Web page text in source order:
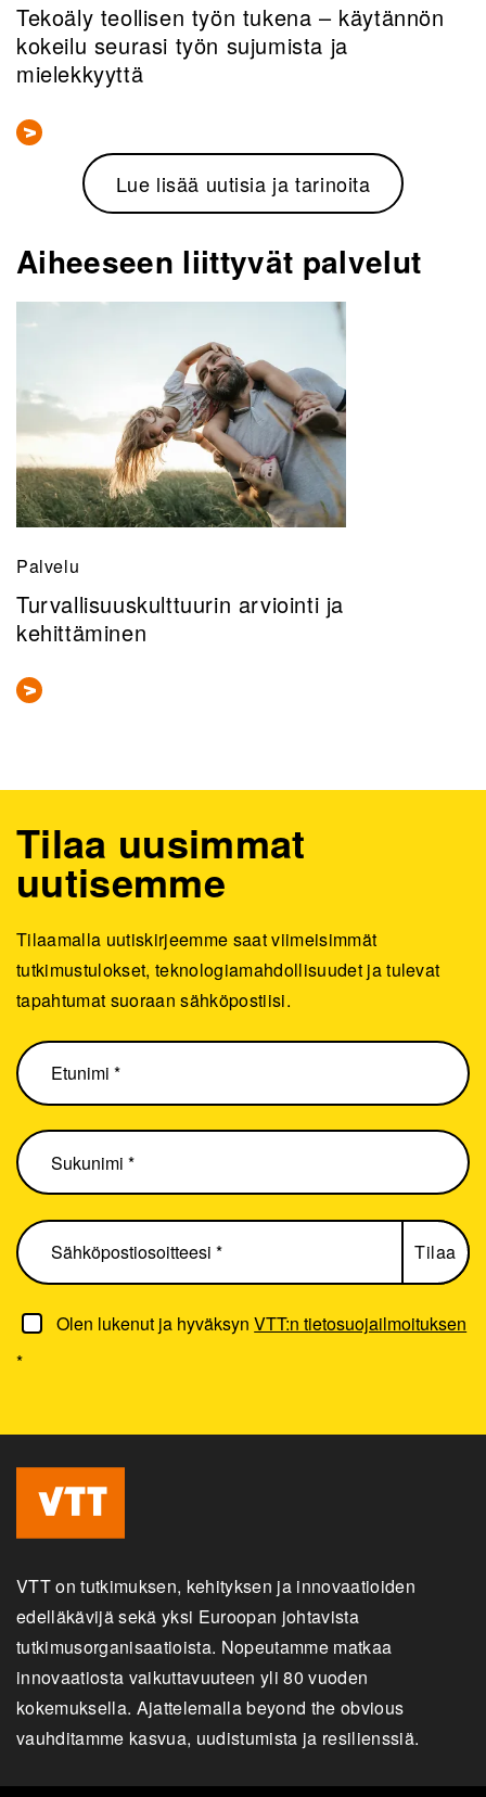
Tekoäly teollisen työn tukena – käytännön
kokeilu seurasi työn sujumista ja
mielekkyyttä
Lue lisää uutisia ja tarinoita
Aiheeseen liittyvät palvelut
Palvelu
Turvallisuuskulttuurin arviointi ja
kehittäminen
Olen lukenut ja hyväksynVTT:n tietosuojailmoituksen
*
Tilaa uusimmat
uutisemme
Tilaamalla uutiskirjeemme saat viimeisimmät
tutkimustulokset, teknologiamahdollisuudet ja tulevat
tapahtumat suoraan sähköpostiisi.
VTT on tutkimuksen, kehityksen ja innovaatioiden
edelläkävijä sekä yksi Euroopan johtavista
tutkimusorganisaatioista. Nopeutamme matkaa
innovaatiosta vaikuttavuuteen yli 80 vuoden
kokemuksella. Ajattelemalla beyond the obvious
vauhditamme kasvua, uudistumista ja resilienssiä.